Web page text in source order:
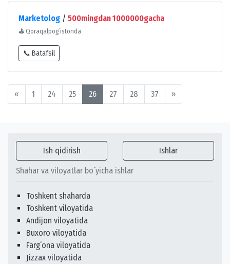
Marketolog / 500mingdan 1000000gacha
⛳ Qoraqalpogʻistonda
📞 Batafsil
« 1 24 25 26 27 28 37 »
Ish qidirish Ishlar
Shahar va viloyatlar bo`yicha ishlar
Toshkent shaharda
Toshkent viloyatida
Andijon viloyatida
Buxoro viloyatida
Fargʻona viloyatida
Jizzax viloyatida